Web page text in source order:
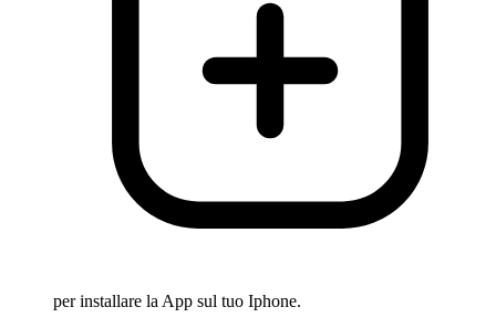
per installare la App sul tuo Iphone.